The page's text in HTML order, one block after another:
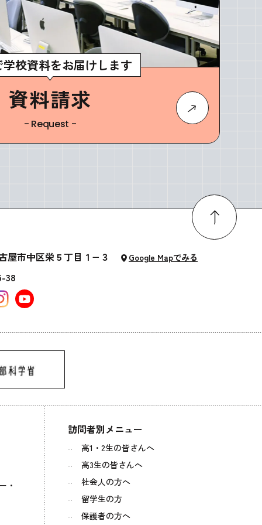
校資料をお届けします
資料請求
- Request -
屋市中区栄５丁目１−３ Google Mapでみる
38
訪問者別メニュー
高1・2生の皆さんへ
高3生の皆さんへ
社会人の方へ
留学生の方
保護者の方へ
・